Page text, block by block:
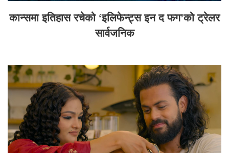
कान्समा इतिहास रचेको ‘इलिफेन्ट्स इन द फग’को ट्रेलर
सार्वजनिक